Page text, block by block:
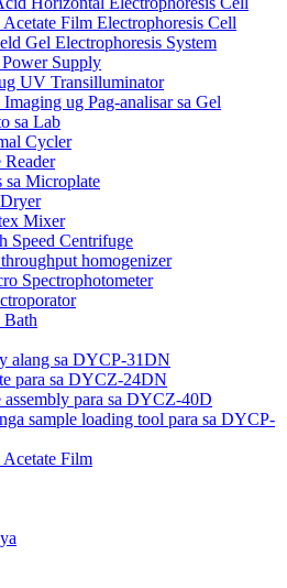
Film Electrophoresis Cell
Gel Electrophoresis System
Supply
UV Transilluminator
ug Pag-analisar sa Gel
sa Lab
Cycler
sa Microplate
Mixer
Speed ​​Centrifuge
homogenizer
Spectrophotometer
alang sa DYCP-31DN
para sa DYCZ-24DN
assembly para sa DYCZ-40D
sample loading tool para sa DYCP-
Acetate Film